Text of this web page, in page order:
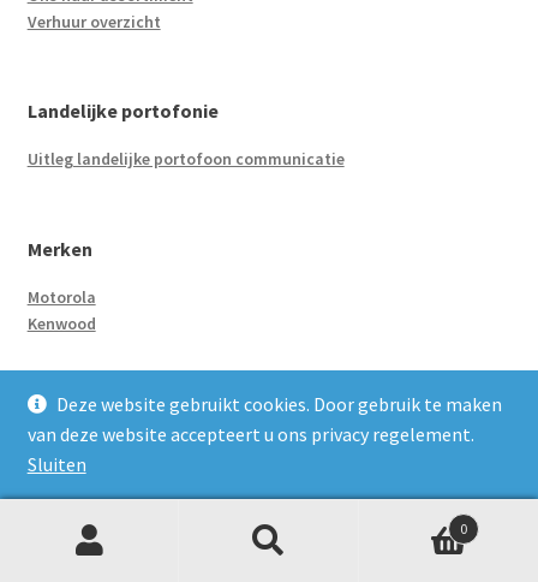
Verhuur overzicht
Landelijke portofonie
Uitleg landelijke portofoon communicatie
Merken
Motorola
Kenwood
Type vergunning
Vergunningsvrij
0
Deze website gebruikt cookies. Door gebruik te maken
van deze website accepteert u ons privacy regelement.
Sluiten